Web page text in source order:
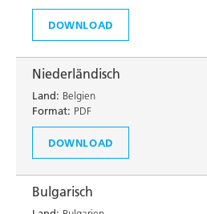
DOWNLOAD
Niederländisch
Land: Belgien
Format: PDF
DOWNLOAD
Bulgarisch